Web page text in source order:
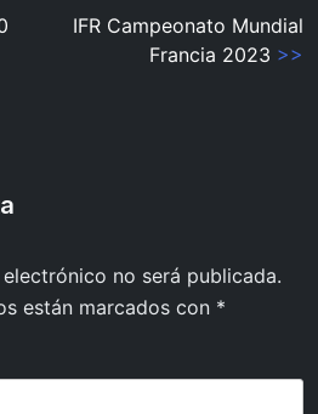
IFR Campeonato Mundial
Francia 2023 >>
no será publicada.
están marcados con *